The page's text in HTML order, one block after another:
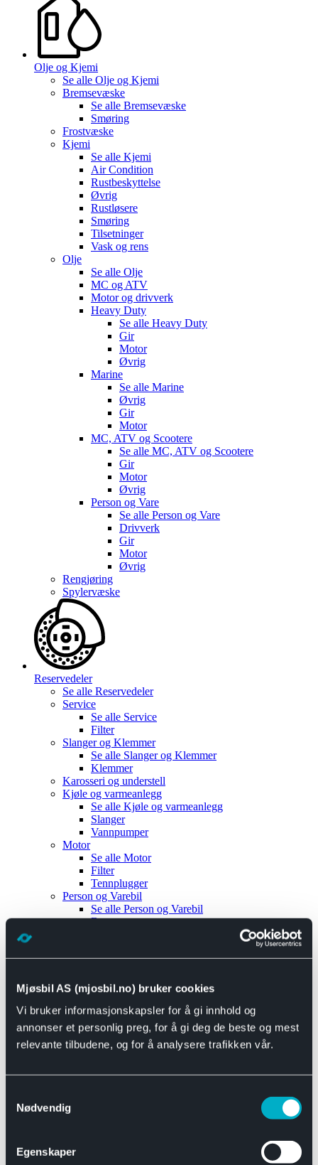
Mjøsbil AS (mjosbil.no) bruker cookies
Vi bruker informasjonskapsler for å gi innhold og
annonser et personlig preg, for å gi deg de beste og mest
relevante tilbudene, og for å analysere trafikken vår.
Nødvendig
Egenskaper
Olje og Kjemi
Se alle Olje og Kjemi
Bremsevæske
Se alle Bremsevæske
Smøring
Frostvæske
Kjemi
Se alle Kjemi
Air Condition
Rustbeskyttelse
Øvrig
Rustløsere
Smøring
Tilsetninger
Vask og rens
Olje
Se alle Olje
MC og ATV
Motor og drivverk
Heavy Duty
Se alle Heavy Duty
Gir
Motor
Øvrig
Marine
Se alle Marine
Øvrig
Gir
Motor
MC, ATV og Scootere
Se alle MC, ATV og Scootere
Gir
Motor
Øvrig
Person og Vare
Se alle Person og Vare
Drivverk
Gir
Motor
Øvrig
Rengjøring
Spylervæske
Reservedeler
Se alle Reservedeler
Service
Se alle Service
Filter
Slanger og Klemmer
Se alle Slanger og Klemmer
Klemmer
Karosseri og understell
Kjøle og varmeanlegg
Se alle Kjøle og varmeanlegg
Slanger
Vannpumper
Motor
Se alle Motor
Filter
Tennplugger
Person og Varebil
Se alle Person og Varebil
Brems
Motor og drivverk
Se alle Universal
Bremsedeler
Se alle Bremsedeler
Bremsenippler
Drivline og motor
Se alle Drivline og motor
Eksosanlegg